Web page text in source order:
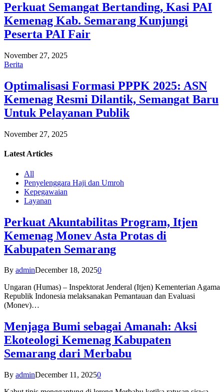
Perkuat Semangat Bertanding, Kasi PAI
Kemenag Kab. Semarang Kunjungi
Peserta PAI Fair
November 27, 2025
Berita
Optimalisasi Formasi PPPK 2025: ASN
Kemenag Resmi Dilantik, Semangat Baru
Untuk Pelayanan Publik
November 27, 2025
Latest Articles
All
Penyelenggara Haji dan Umroh
Kepegawaian
Layanan
Perkuat Akuntabilitas Program, Itjen
Kemenag Monev Asta Protas di
Kabupaten Semarang
By adminDecember 18, 20250
Ungaran (Humas) – Inspektorat Jenderal (Itjen) Kementerian Agama
Republik Indonesia melaksanakan Pemantauan dan Evaluasi
(Monev)…
Menjaga Bumi sebagai Amanah: Aksi
Ekoteologi Kemenag Kabupaten
Semarang dari Merbabu
By adminDecember 11, 20250